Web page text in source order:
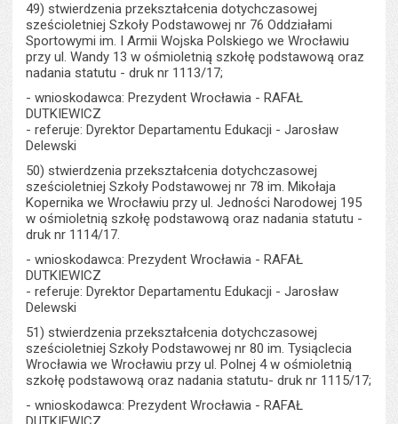
49) stwierdzenia przekształcenia dotychczasowej
sześcioletniej Szkoły Podstawowej nr 76 Oddziałami
Sportowymi im. I Armii Wojska Polskiego we Wrocławiu
przy ul. Wandy 13 w ośmioletnią szkołę podstawową oraz
nadania statutu - druk nr 1113/17;
- wnioskodawca: Prezydent Wrocławia - RAFAŁ
DUTKIEWICZ
- referuje: Dyrektor Departamentu Edukacji - Jarosław
Delewski
50) stwierdzenia przekształcenia dotychczasowej
sześcioletniej Szkoły Podstawowej nr 78 im. Mikołaja
Kopernika we Wrocławiu przy ul. Jedności Narodowej 195
w ośmioletnią szkołę podstawową oraz nadania statutu -
druk nr 1114/17.
- wnioskodawca: Prezydent Wrocławia - RAFAŁ
DUTKIEWICZ
- referuje: Dyrektor Departamentu Edukacji - Jarosław
Delewski
51) stwierdzenia przekształcenia dotychczasowej
sześcioletniej Szkoły Podstawowej nr 80 im. Tysiąclecia
Wrocławia we Wrocławiu przy ul. Polnej 4 w ośmioletnią
szkołę podstawową oraz nadania statutu- druk nr 1115/17;
- wnioskodawca: Prezydent Wrocławia - RAFAŁ